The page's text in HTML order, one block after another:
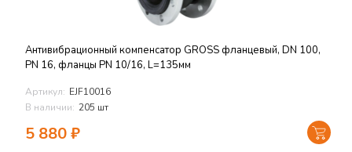
Антивибрационный компенсатор GROSS фланцевый, DN 100,
PN 16, фланцы PN 10/16, L=135мм
Артикул: EJF10016
В наличии: 205 шт
5 880₽